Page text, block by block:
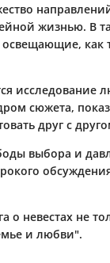
жизнью. В
как
исследование
сюжета,
друг с
выбора и
невестах не
и любви".